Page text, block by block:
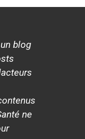
blog
ne